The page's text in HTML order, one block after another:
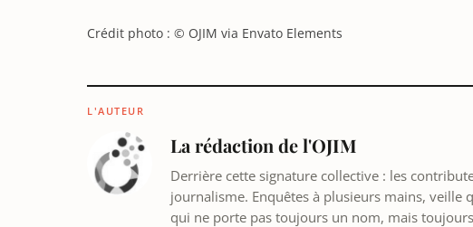
Crédit photo : © OJIM via Envato Elements
L'AUTEUR
La rédaction de l'OJIM
Derrière cette signature collective : les
journalisme. Enquêtes à plusieurs mains,
qui ne porte pas toujours un nom, mais